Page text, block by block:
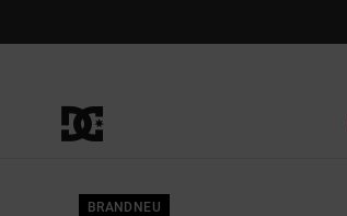
BRANDNEU